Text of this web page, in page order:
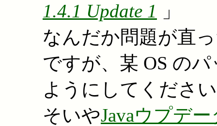
1.4.1 Update 1
」
なんだか問題が直
ですが、某 OS の
ようにしてくださ
そいやJavaウプデ